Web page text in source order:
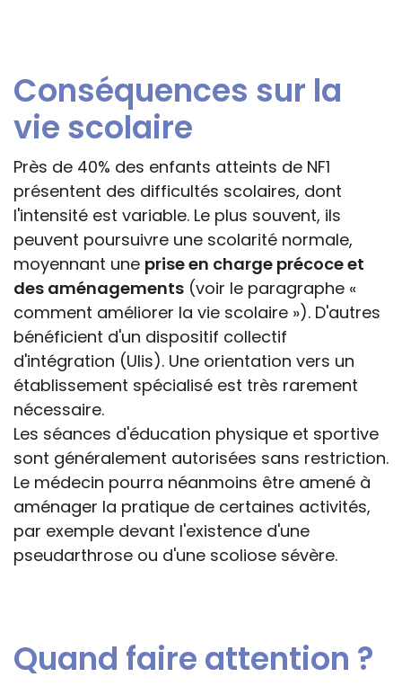
Conséquences sur la
vie scolaire
Près de 40% des enfants atteints de NF1
présentent des difficultés scolaires, dont
l'intensité est variable. Le plus souvent, ils
peuvent poursuivre une scolarité normale,
moyennant une prise en charge précoce et
des aménagements (voir le paragraphe «
comment améliorer la vie scolaire »). D'autres
bénéficient d'un dispositif collectif
d'intégration (Ulis). Une orientation vers un
établissement spécialisé est très rarement
nécessaire.
Les séances d'éducation physique et sportive
sont généralement autorisées sans restriction.
Le médecin pourra néanmoins être amené à
aménager la pratique de certaines activités,
par exemple devant l'existence d'une
pseudarthrose ou d'une scoliose sévère.
Quand faire attention ?